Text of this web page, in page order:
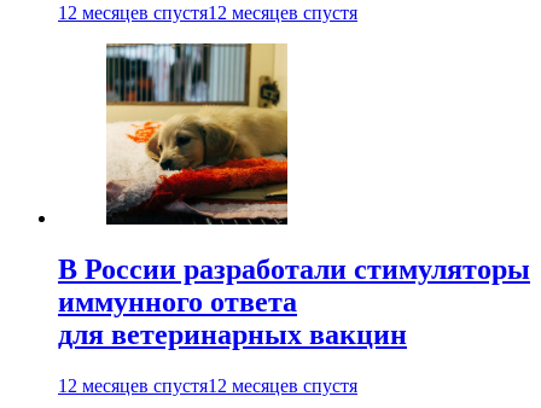
12 месяцев спустя12 месяцев спустя
В России разработали стимуляторы
иммунного ответа
для ветеринарных вакцин
12 месяцев спустя12 месяцев спустя